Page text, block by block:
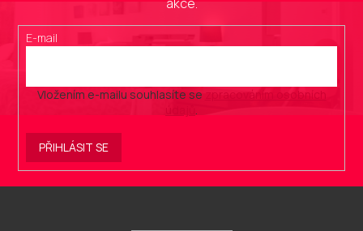
E-mail
Vložením e-mailu souhlasíte se zpracováním osobních
.
PŘIHLÁSIT SE